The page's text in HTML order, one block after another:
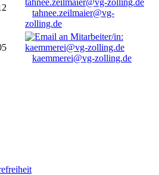
tahnee.zeilmaier@vg-
zolling.de
kaemmerei@vg-zolling.de